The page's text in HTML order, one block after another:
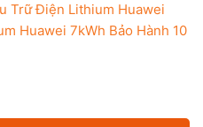
Trữ Điện Lithium Huawei
Huawei 7kWh Bảo Hành 10